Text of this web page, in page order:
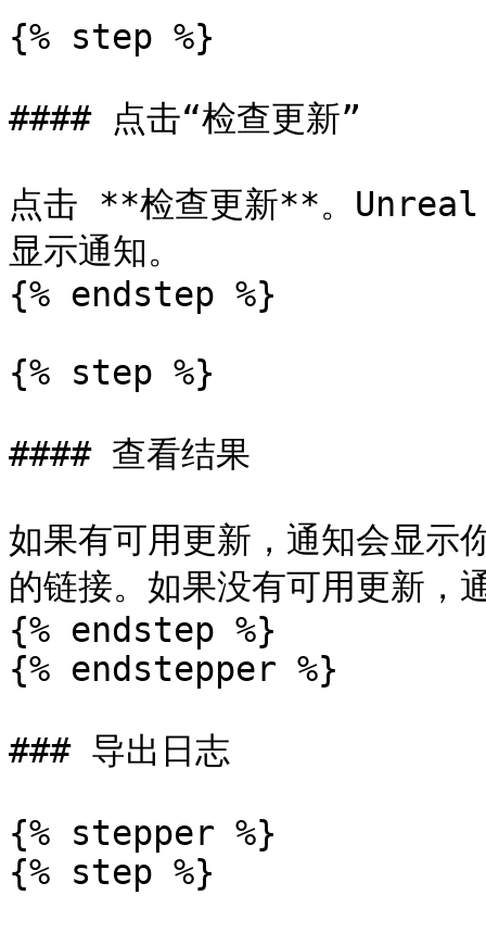
{% step %}
#### 点击“检查更新”
点击 **检查更新**。
显示通知。
{% endstep %}
{% step %}
#### 查看结果
如果有可用更新，通知会显示
的链接。如果没有可用更新，
{% endstep %}
{% endstepper %}
### 导出日志
{% stepper %}
{% step %}